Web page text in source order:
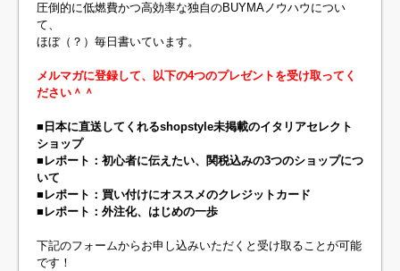
圧倒的に低燃費かつ高効率な独自のBUYMAノウハウについ
て、
ほぼ（？）毎日書いています。
メルマガに登録して、以下の4つのプレゼントを受け取ってく
ださい＾＾
■日本に直送してくれるshopstyle未掲載のイタリアセレクト
ショップ
■レポート：初心者に伝えたい、関税込みの3つのショップにつ
いて
■レポート：買い付けにオススメのクレジットカード
■レポート：外注化、はじめの一歩
下記のフォームからお申し込みいただくと受け取ることが可能
です！